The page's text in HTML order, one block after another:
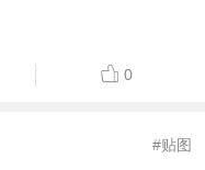
0
#贴图